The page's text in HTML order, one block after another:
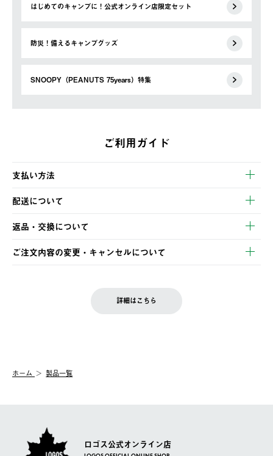
はじめてのキャンプに！公式オンライン店限定セット
防災！備えるキャンプグッズ
SNOOPY（PEANUTS 75years）特集
ご利用ガイド
支払い方法
以下のいずれかの方法でお支払いいただけます。
・クレジットカード決済
・コンビニ決済
・Pay-easy決済
配送について
【発送スケジュール】
ご注文・ご入金完了より2営業日以内に商品を発送いたします。
土日祝の発送はございませんので、木曜日以降のご注文は週明け
の発送となる場合がございます。
【配送業者】
佐川急便にて配送されます。
返品・交換について
※お客様都合の場合
お客様都合の返品にかかる送料は、お客様ご負担とさせていただ
一度お手元の商品を返品いただき、ご希望商品を再注文してくだ
ご注文内容の変更・キャンセルについて
LOGOS FAMILY会員の方は、会員マイページ内 購入履歴画面に
詳細はこちら
ホーム 製品一覧
ロゴス公式オンライン店